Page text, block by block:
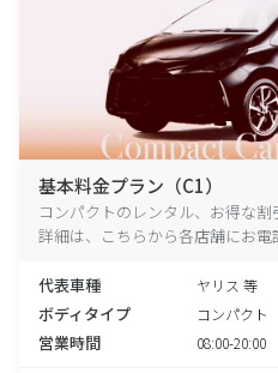
基本料金プラン（C1）
コンパクトのレンタル、お得な
詳細は、こちらから各店舗にお電
代表車種 ヤリス 等
ボディタイプ コンパクト
営業時間 08:00-20:00